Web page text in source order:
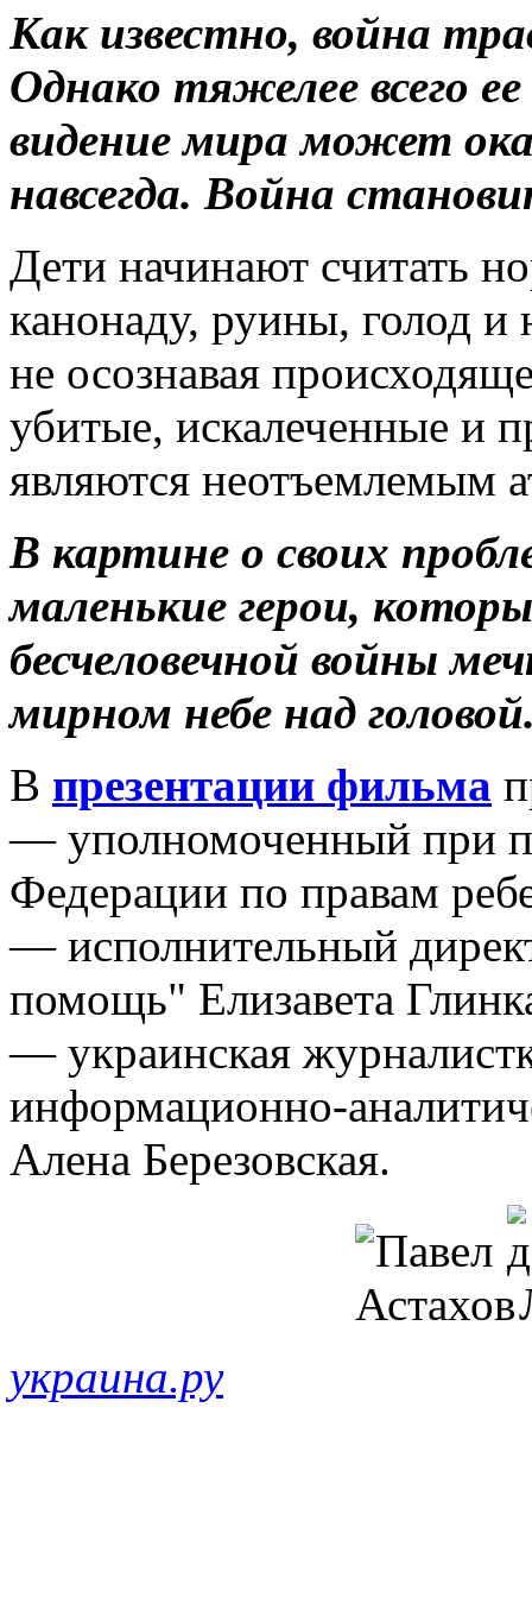
Как известно, война
Однако тяжелее всего
видение мира может
навсегда. Война
Дети начинают считать
канонаду, руины, голод и
не осознавая
убитые, искалеченные и
являются неотъемлемым
В картине о своих
маленькие герои,
бесчеловечной войны
мирном небе над
В презентации фильма
— уполномоченный при
Федерации по правам
— исполнительный
помощь" Елизавета
— украинская
информационно-
Алена Березовская.
украина.ру